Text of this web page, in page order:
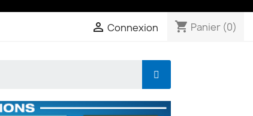
 Connexion shopping_cart Panier (0)